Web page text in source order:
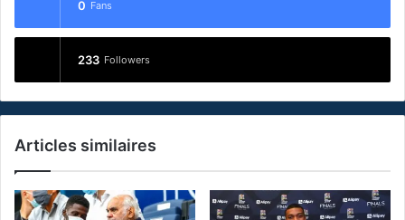
0 Fans
233 Followers
Articles similaires